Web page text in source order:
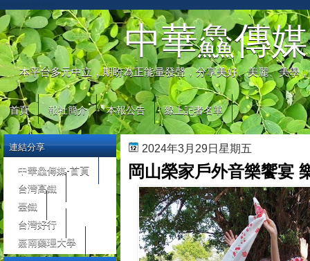
中華鱻傳媒
本平台多元中立，期盼為正能量發聲，分享美好、美麗、美學
首頁 報社簡介 本報公告 線上記者名單
2024年3月29日星期五
岡山榮家戶外音樂饗宴
連結分享
中華鱻傳媒-首頁
台灣高鐵
臺鐵
台灣好行
嘉南藥理大學